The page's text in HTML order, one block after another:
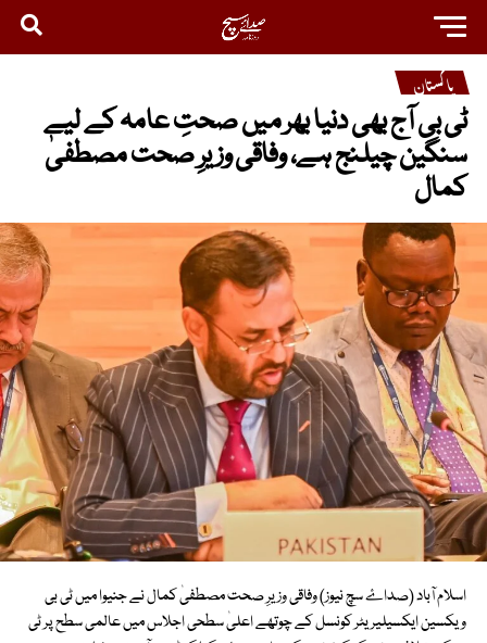
پاکستان
ٹی بی آج بھی دنیا بھر میں صحتِ عامہ کے لیے
سنگین چیلنج ہے، وفاقی وزیرِ صحت مصطفیٰ
کمال
اسلام آباد (صداۓ سچ نیوز) وفاقی وزیرِ صحت مصطفیٰ کمال نے جنیوا میں ٹی بی
ویکسین ایکسیلیریٹر کونسل کے چوتھے اعلیٰ سطحی اجلاس میں عالمی سطح پر ٹی